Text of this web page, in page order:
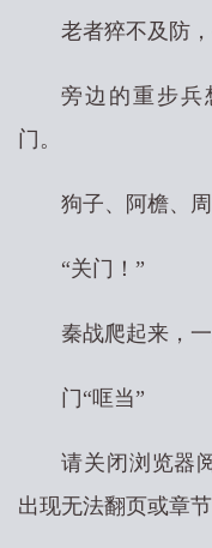
老者猝不及防
旁边的重步兵
门。
狗子、阿檐、
“关门！”
秦战爬起来，
门“哐当”
请关闭浏览器
出现无法翻页或章